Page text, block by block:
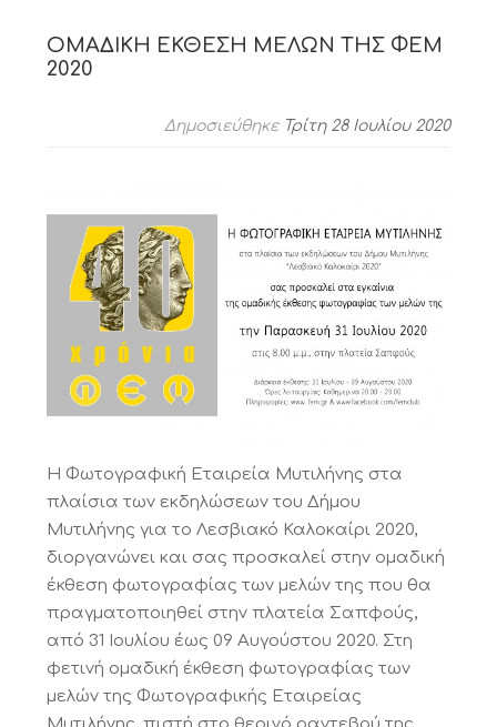
ΟΜΑΔΙΚΗ ΕΚΘΕΣΗ ΜΕΛΩΝ ΤΗΣ ΦΕΜ
2020
Δημοσιεύθηκε Τρίτη 28 Ιουλίου 2020
Η Φωτογραφική Εταιρεία Μυτιλήνης στα
πλαίσια των εκδηλώσεων του Δήμου
Μυτιλήνης για το Λεσβιακό Καλοκαίρι 2020,
διοργανώνει και σας προσκαλεί στην ομαδική
έκθεση φωτογραφίας των μελών της που θα
πραγματοποιηθεί στην πλατεία Σαπφούς,
από 31 Ιουλίου έως 09 Αυγούστου 2020. Στη
φετινή ομαδική έκθεση φωτογραφίας των
μελών της Φωτογραφικής Εταιρείας